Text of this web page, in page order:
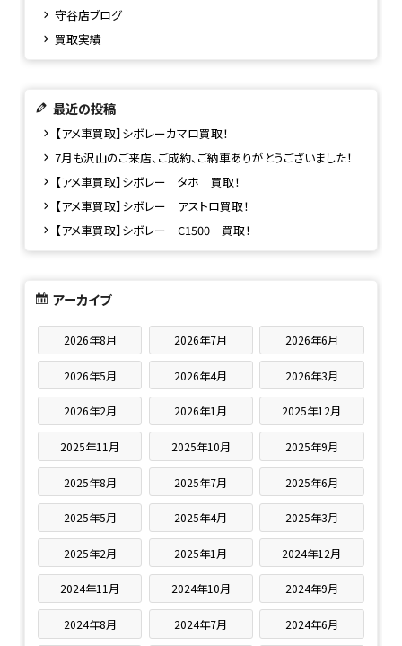
守谷店ブログ
買取実績
最近の投稿
【アメ車買取】シボレーカマロ買取！
7月も沢山のご来店、ご成約、ご納車ありがとうございました！
【アメ車買取】シボレー タホ 買取！
【アメ車買取】シボレー アストロ買取！
【アメ車買取】シボレー C1500 買取！
アーカイブ
2026年8月 2026年7月 2026年6月
2026年5月 2026年4月 2026年3月
2026年2月 2026年1月 2025年12月
2025年11月 2025年10月 2025年9月
2025年8月 2025年7月 2025年6月
2025年5月 2025年4月 2025年3月
2025年2月 2025年1月 2024年12月
2024年11月 2024年10月 2024年9月
2024年8月 2024年7月 2024年6月